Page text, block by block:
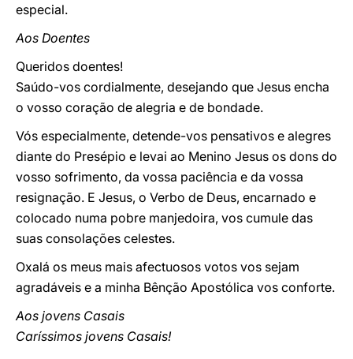
especial.
Aos Doentes
Queridos doentes!
Saúdo-vos cordialmente, desejando que Jesus encha
o vosso coração de alegria e de bondade.
Vós especialmente, detende-vos pensativos e alegres
diante do Presépio e levai ao Menino Jesus os dons do
vosso sofrimento, da vossa paciência e da vossa
resignação. E Jesus, o Verbo de Deus, encarnado e
colocado numa pobre manjedoira, vos cumule das
suas consolações celestes.
Oxalá os meus mais afectuosos votos vos sejam
agradáveis e a minha Bênção Apostólica vos conforte.
Aos jovens Casais
Caríssimos jovens Casais!